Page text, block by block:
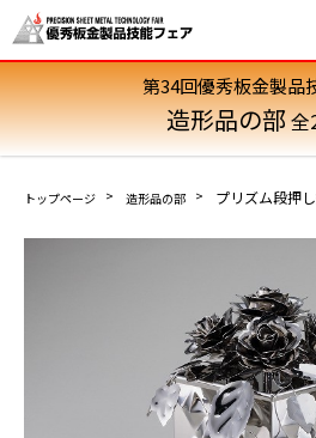
第34回優秀板金製品
造形品の部全
トップページ 造形品の部 プリズム段押